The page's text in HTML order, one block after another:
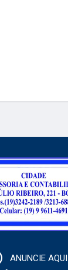
ANUNCIE AQUI